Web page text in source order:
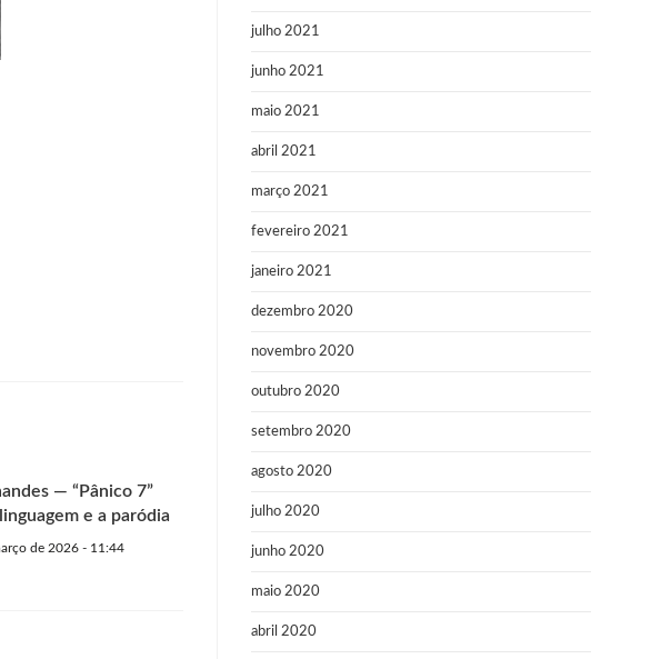
— “Pânico 7”
e a paródia
de 2026 - 11:44
julho 2021
junho 2021
maio 2021
abril 2021
março 2021
fevereiro 2021
janeiro 2021
dezembro 2020
novembro 2020
outubro 2020
setembro 2020
agosto 2020
julho 2020
junho 2020
maio 2020
abril 2020